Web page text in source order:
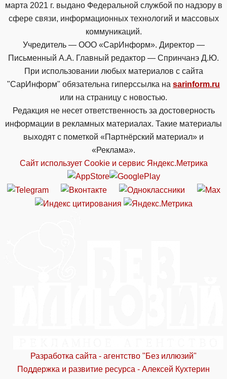
марта 2021 г. выдано Федеральной службой по надзору в
сфере связи, информационных технологий и массовых
коммуникаций.
Учредитель — ООО «СарИнформ». Директор —
Письменный А.А. Главный редактор — Спринчанэ Д.Ю.
При использовании любых материалов с сайта
"СарИнформ" обязательна гиперссылка на sarinform.ru
или на страницу с новостью.
Редакция не несет ответственность за достоверность
информации в рекламных материалах. Такие материалы
выходят с пометкой «Партнёрский материал» и
«Реклама».
Сайт использует Cookie и сервиc Яндекс.Метрика
Разработка сайта - агентство "Без иллюзий"
Поддержка и развитие ресурса - Алексей Кухтерин